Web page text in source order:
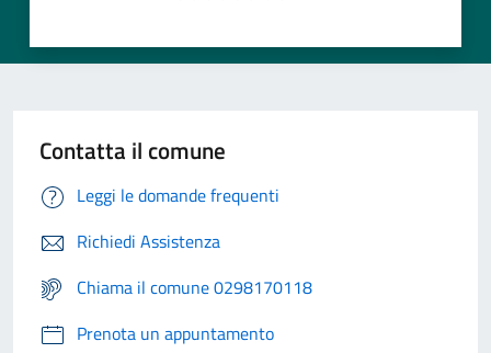
Contatta il comune
Leggi le domande frequenti
Richiedi Assistenza
Chiama il comune 0298170118
Prenota un appuntamento